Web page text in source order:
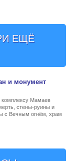
ЕЩЁ
и монумент
комплексу Мамаев
стены-руины и
с Вечным огнём, храм